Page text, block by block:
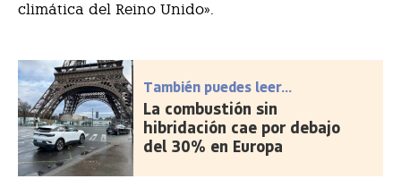
climática del Reino Unido».
También puedes leer...
La combustión sin
hibridación cae por debajo
del 30% en Europa